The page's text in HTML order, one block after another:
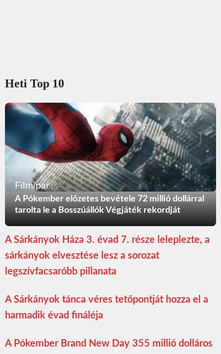
Heti Top 10
Filmipar
A Pókember előzetes bevétele 72 millió dollárral
tarolta le a Bosszúállók Végjáték rekordját
A Sárkányok Háza 3. évad 7. része leleplezte, a
sárkányok elvesztése lesz a sorozat
legszívfacsaróbb pillanata
A Sárkányok tánca véres tetőpontját hozza el a
harmadik évad fináléja
A Pókember Brand New Day 355 millió dolláros